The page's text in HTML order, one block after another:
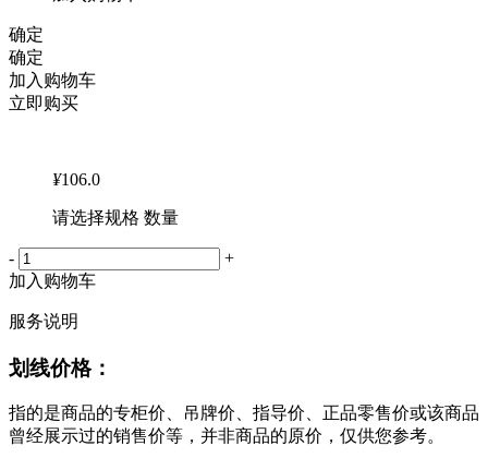
确定
确定
加入购物车
立即购买
¥106.0
请选择规格 数量
-
+
加入购物车
服务说明
划线价格：
指的是商品的专柜价、吊牌价、指导价、正品零售价或该商品
曾经展示过的销售价等，并非商品的原价，仅供您参考。